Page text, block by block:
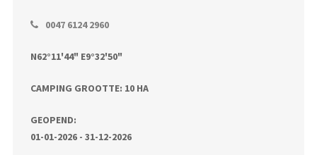
0047 6124 2960
N62°11'44" E9°32'50"
CAMPING GROOTTE: 10 HA
GEOPEND:
01-01-2026 - 31-12-2026